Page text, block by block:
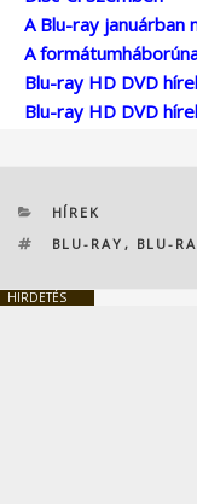
A Blu-ray januárban
A
Blu-ray HD DVD
Blu-ray HD DVD
KATEGÓRIÁK
HÍREK
CÍMKÉK
BLU-RAY , BLU-
HIRDETÉS